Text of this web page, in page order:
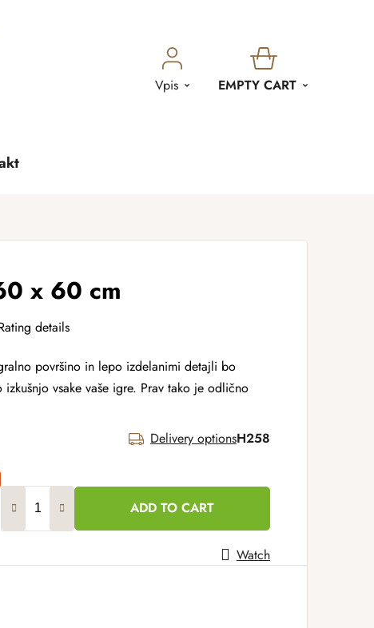
Vpis
SHOPPING
EMPTY CART
x 60 cm
details
površino in lepo izdelanimi detajli bo
izkušnjo vsake vaše igre. Prav tako je odlično
Delivery optionsH258
ADD TO CART
Watch